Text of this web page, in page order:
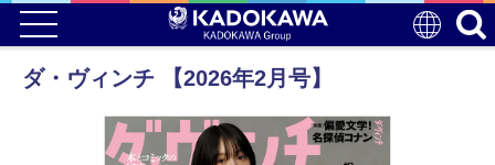
ダ・ヴィンチ 【2026年2月号】